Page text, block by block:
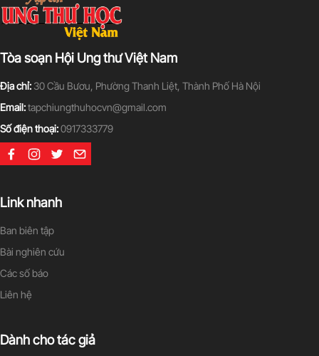
Tòa soạn Hội Ung thư Việt Nam
Địa chỉ: 30 Cầu Bươu, Phường Thanh Liệt, Thành Phố Hà Nội
Email:tapchiungthuhocvn@gmail.com
Số điện thoại:0917333779
Link nhanh
Ban biên tập
Bài nghiên cứu
Các số báo
Liên hệ
Dành cho tác giả